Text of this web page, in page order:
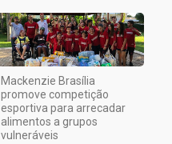
Mackenzie Brasília
promove competição
esportiva para arrecadar
alimentos a grupos
vulneráveis